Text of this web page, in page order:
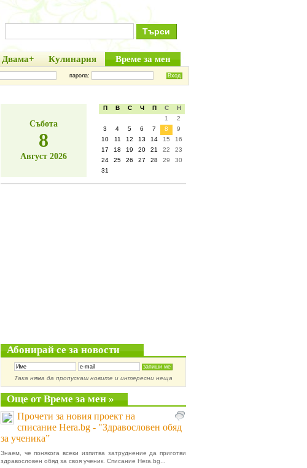
Двама+ Кулинария Време за мен
парола:
Събота
8
Август 2026
П В С Ч П С
Н
1
2
3
4 5 6 7 8
9
10
11 12 13 14 15
16
17
18 19 20 21 22
23
24
25 26 27 28 29
30
31
Абонирай се за новости
Така няма да пропускаш новите и интересни неща
Още от Време за мен »
Прочети за новия проект на
списание Hera.bg - "Здравословен обяд
за ученика”
Знаем, че понякога всеки изпитва затруднение да приготви
здравословен обяд за своя ученик. Списание Hera.bg...